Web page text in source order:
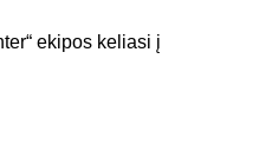
ekipos keliasi į